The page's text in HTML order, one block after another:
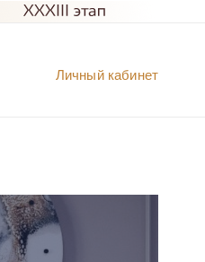
Личный кабинет